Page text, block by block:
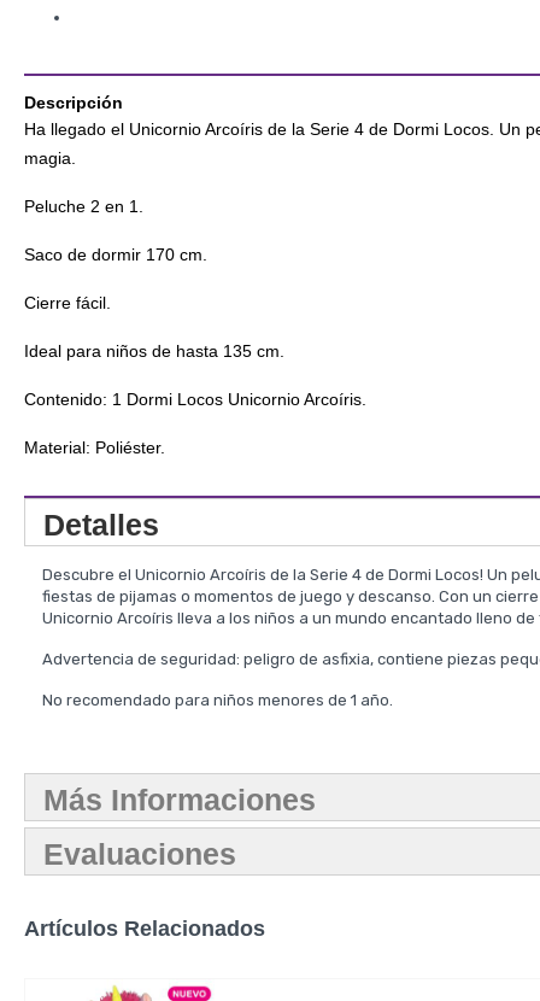
Descripción
Ha llegado el Unicornio Arcoíris de la Serie 4 de Dormi Locos. Un
magia.
Peluche 2 en 1.
Saco de dormir 170 cm.
Cierre fácil.
Ideal para niños de hasta 135 cm.
Contenido: 1 Dormi Locos Unicornio Arcoíris.
Material: Poliéster.
Detalles
Descubre el Unicornio Arcoíris de la Serie 4 de Dormi Locos! Un
fiestas de pijamas o momentos de juego y descanso. Con un
Unicornio Arcoíris lleva a los niños a un mundo encantado lleno
Advertencia de seguridad: peligro de asfixia, contiene piezas
No recomendado para niños menores de 1 año.
Más Informaciones
Evaluaciones
Artículos Relacionados